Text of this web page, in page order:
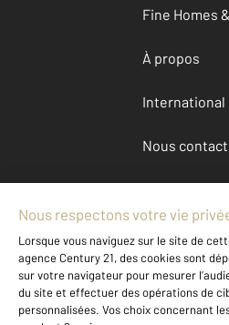
Fine Homes
À propos
International
Nous
Mentions légales & CGU et
Données
Gestionnaire